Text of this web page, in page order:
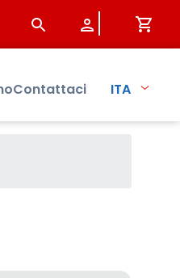
Contattaci ITA